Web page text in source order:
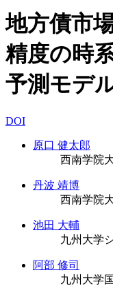
地方債市
精度の時
予測モデ
DOI
原口 健太郎
西南学院
丹波 靖博
西南学院
池田 大輔
九州大学
阿部 修司
九州大学